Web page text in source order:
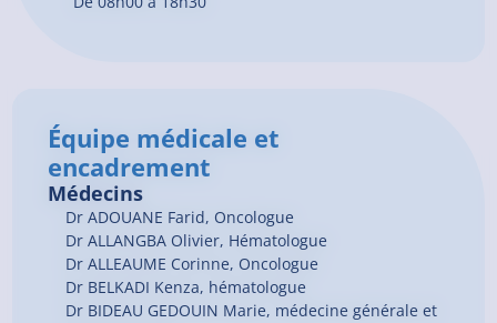
Équipe médicale et
encadrement
Médecins
DrADOUANE Farid, Oncologue
DrALLANGBA Olivier, Hématologue
DrALLEAUME Corinne, Oncologue
Dr BELKADI Kenza, hématologue
Dr BIDEAU GEDOUIN Marie, médecine générale et